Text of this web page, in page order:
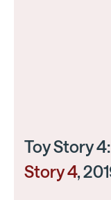
Toy Story
Story 4,